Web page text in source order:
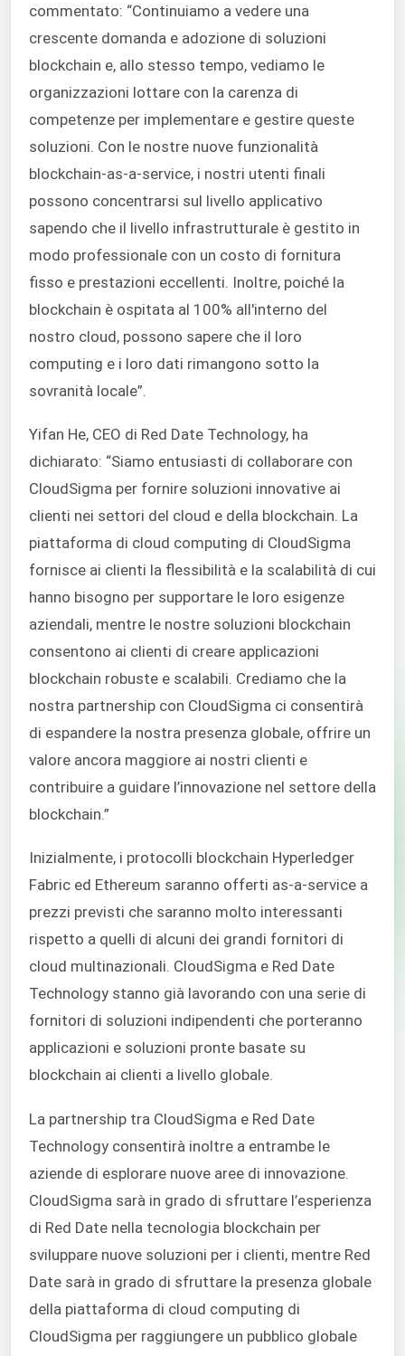
commentato: “Continuiamo a vedere una
crescente domanda e adozione di soluzioni
blockchain e, allo stesso tempo, vediamo le
organizzazioni lottare con la carenza di
competenze per implementare e gestire queste
soluzioni. Con le nostre nuove funzionalità
blockchain-as-a-service, i nostri utenti finali
possono concentrarsi sul livello applicativo
sapendo che il livello infrastrutturale è gestito in
modo professionale con un costo di fornitura
fisso e prestazioni eccellenti. Inoltre, poiché la
blockchain è ospitata al 100% all'interno del
nostro cloud, possono sapere che il loro
computing e i loro dati rimangono sotto la
sovranità locale”.
Yifan He, CEO di Red Date Technology, ha
dichiarato: “Siamo entusiasti di collaborare con
CloudSigma per fornire soluzioni innovative ai
clienti nei settori del cloud e della blockchain. La
piattaforma di cloud computing di CloudSigma
fornisce ai clienti la flessibilità e la scalabilità di cui
hanno bisogno per supportare le loro esigenze
aziendali, mentre le nostre soluzioni blockchain
consentono ai clienti di creare applicazioni
blockchain robuste e scalabili. Crediamo che la
nostra partnership con CloudSigma ci consentirà
di espandere la nostra presenza globale, offrire un
valore ancora maggiore ai nostri clienti e
contribuire a guidare l’innovazione nel settore della
blockchain.”
Inizialmente, i protocolli blockchain Hyperledger
Fabric ed Ethereum saranno offerti as-a-service a
prezzi previsti che saranno molto interessanti
rispetto a quelli di alcuni dei grandi fornitori di
cloud multinazionali. CloudSigma e Red Date
Technology stanno già lavorando con una serie di
fornitori di soluzioni indipendenti che porteranno
applicazioni e soluzioni pronte basate su
blockchain ai clienti a livello globale.
La partnership tra CloudSigma e Red Date
Technology consentirà inoltre a entrambe le
aziende di esplorare nuove aree di innovazione.
CloudSigma sarà in grado di sfruttare l’esperienza
di Red Date nella tecnologia blockchain per
sviluppare nuove soluzioni per i clienti, mentre Red
Date sarà in grado di sfruttare la presenza globale
della piattaforma di cloud computing di
CloudSigma per raggiungere un pubblico globale